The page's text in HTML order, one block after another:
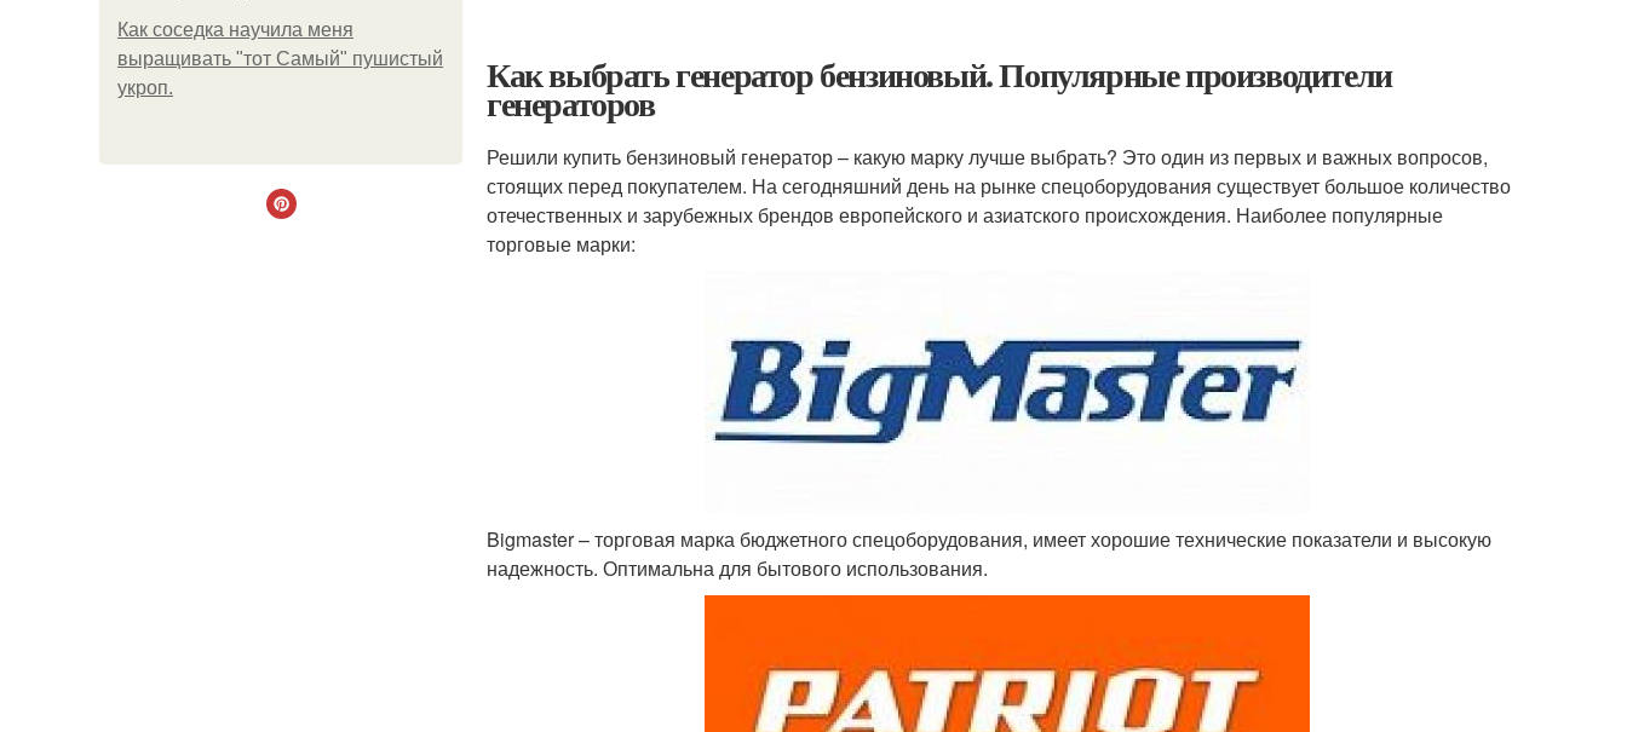
Как соседка научила меня
выращивать "тот Самый" пушистый
укроп.
Как выбрать генератор бензиновый. Популярные производители
генераторов
Решили купить бензиновый генератор – какую марку лучше выбрать? Это один из первых и важных вопросов,
стоящих перед покупателем. На сегодняшний день на рынке спецоборудования существует большое количество
отечественных и зарубежных брендов европейского и азиатского происхождения. Наиболее популярные
торговые марки:
Bigmaster – торговая марка бюджетного спецоборудования, имеет хорошие технические показатели и высокую
надежность. Оптимальна для бытового использования.